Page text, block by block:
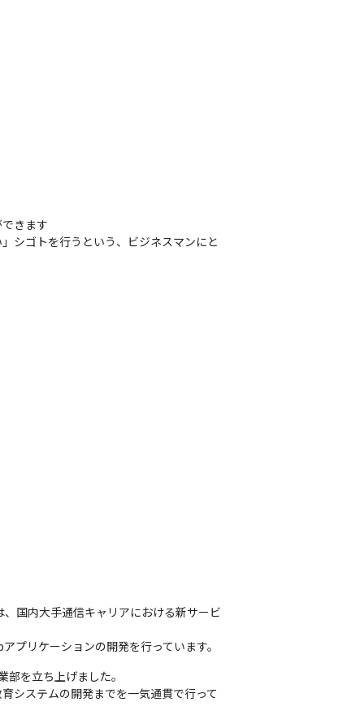
きます
シゴトを行うという、ビジネスマンにと
国内大手通信キャリアにおける新サービ
プリケーションの開発を行っています。
を立ち上げました。
システムの開発までを一気通貫で行って